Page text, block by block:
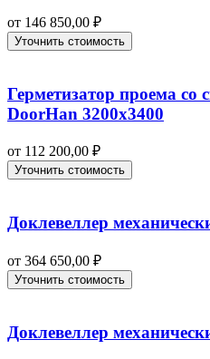
от 146 850,00 ₽
Уточнить стоимость
Герметизатор проема со
DoorHan 3200х3400
от 112 200,00 ₽
Уточнить стоимость
Доклевеллер
от 364 650,00 ₽
Уточнить стоимость
Доклевеллер